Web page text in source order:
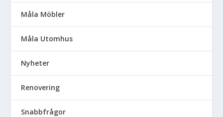
Måla Möbler
Måla Utomhus
Nyheter
Renovering
Snabbfrågor